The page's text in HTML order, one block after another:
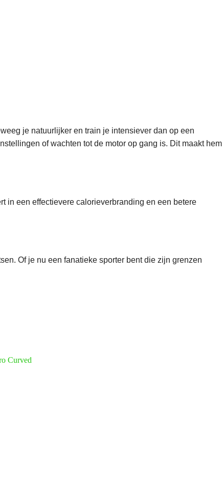
je natuurlijker en train je intensiever dan op een
of wachten tot de motor op gang is. Dit maakt hem
in een effectievere calorieverbranding en een betere
Of je nu een fanatieke sporter bent die zijn grenzen